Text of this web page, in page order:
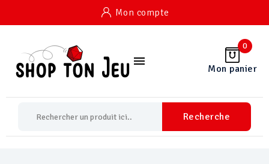
Mon compte

0
Mon panier
Recherche